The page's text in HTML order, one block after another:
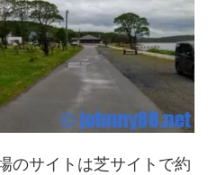
のサイトは芝サイトで約